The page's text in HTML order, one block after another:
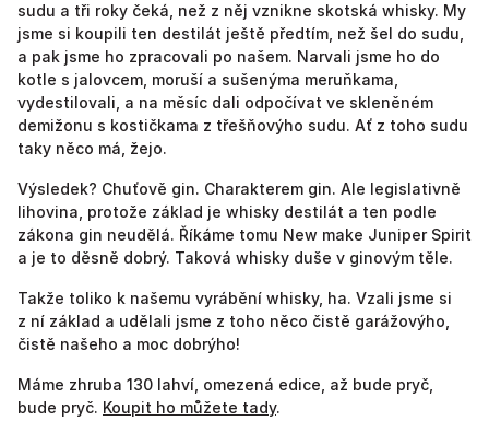
sudu a tři roky čeká, než z něj vznikne skotská whisky. My
jsme si koupili ten destilát ještě předtím, než šel do sudu,
a pak jsme ho zpracovali po našem. Narvali jsme ho do
kotle s jalovcem, moruší a sušenýma meruňkama,
vydestilovali, a na měsíc dali odpočívat ve skleněném
demižonu s kostičkama z třešňovýho sudu. Ať z toho sudu
taky něco má, žejo.
Výsledek? Chuťově gin. Charakterem gin. Ale legislativně
lihovina, protože základ je whisky destilát a ten podle
zákona gin neudělá. Říkáme tomu New make Juniper Spirit
a je to děsně dobrý. Taková whisky duše v ginovým těle.
Takže toliko k našemu vyrábění whisky, ha. Vzali jsme si
z ní základ a udělali jsme z toho něco čistě garážovýho,
čistě našeho a moc dobrýho!
Máme zhruba 130 lahví, omezená edice, až bude pryč,
bude pryč. Koupit ho můžete tady.